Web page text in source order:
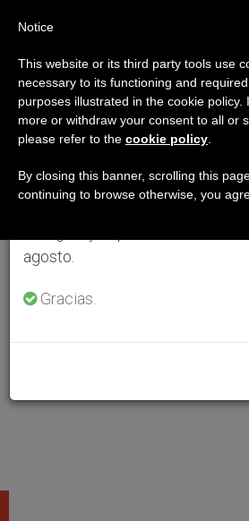
Aviso importante
Del 27 de julio al 7 de agosto
anual, aprovechando que en el
se generan menos
agosto.
Gracias.
Notice
This website or its third party tools use
necessary to its functioning and
purposes illustrated in the cookie policy.
more or withdraw your consent to all or
please refer to the cookie policy
By closing this banner, scrolling this
continuing to browse otherwise, you